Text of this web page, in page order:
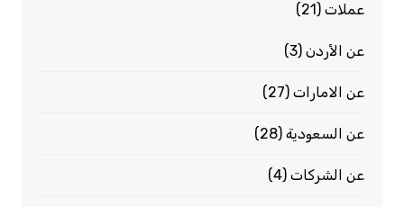
عملات(21)
عن الأردن(3)
عن الامارات(27)
عن السعودية(28)
عن الشركات(4)